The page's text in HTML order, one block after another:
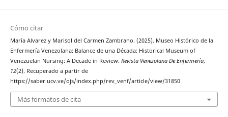
Cómo citar
María Alvarez y Marisol del Carmen Zambrano. (2025). Museo Histórico de la
Enfermería Venezolana: Balance de una Década: Historical Museum of
Venezuelan Nursing: A Decade in Review. Revista Venezolana De Enfermería,
12(2). Recuperado a partir de
https://saber.ucv.ve/ojs/index.php/rev_venf/article/view/31850
Más formatos de cita